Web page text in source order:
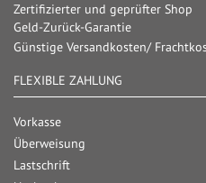
Zertifizierter und geprüfter Shop
Geld-Zurück-Garantie
Günstige Versandkosten/
FLEXIBLE ZAHLUNG
Vorkasse
Überweisung
Lastschrift